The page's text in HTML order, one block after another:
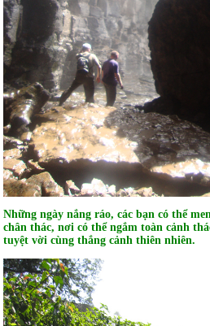
Những ngày nắng ráo, các bạn có thể
chân thác, nơi có thể ngắm toàn cảnh
tuyệt vời cùng thắng cảnh thiên nhiên.